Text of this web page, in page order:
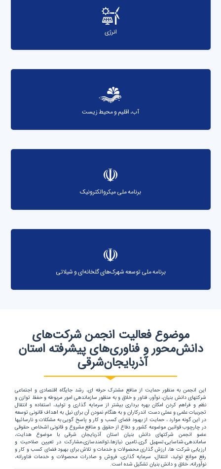
انرژی
آب، اقلیم و محیط زیست
برنامه ملی میکروالکترونیک
برنامه ملی توسعه شهرک‌های گلخانه‌ای و شیلاتی
موضوع فعالیت انجمن شرکت‌های
دانش‌محور و فناوری‌های پیشرفته استان
آذربایجان‌شرقی
این انجمن به منظور حمایت از منافع مشترک حرفه ای، رشد جایگاه اقتصادی و اجتماعی
شرکتهای دانش بنیان، نوآور، فناور و خلاق و به منظور سازماندهی امور مربوطه و حفظ توازن و
نظم و فراهم کردن امکان بهره برداری بیشتر از سرمایه گذاری و تولید، استفاده و انتقال
تجربیات علمی و عملی دست اندرکاران و به هنگام نمودن آن برای نیل به اهداف قانونی توسعه
در این گونه موارد ، حمایت از بهبود فضای کسب و کار و پاسخ گویی به مشکلات و نارسائیها
در چارچوب قوانین موضوعه کشور و دفاع از حقوق و منافع مشروع و قانونی اشخاص حقوقی
عضو انجمن شرکتهای دانش بنیان استان آذربایجان شرقی با موضوع هدایت،
ساماندهی،شناسایی،تسهیل گری،تامین نیازها،توانمندسازی،مشارکت در تعیین صلاحیت و
ارزیابی شرکت ها، ارزش گذاری محصولات و خدمات و تلاش برای بهبود فضای کسب و کار و
رفع موانع تولید، انتقال، سرمایه گذاری، فروش و صادرات محصولات و خدمات فناورانه،
نوآورانه، خلاق و دانش بنیان تشکیل شده است.